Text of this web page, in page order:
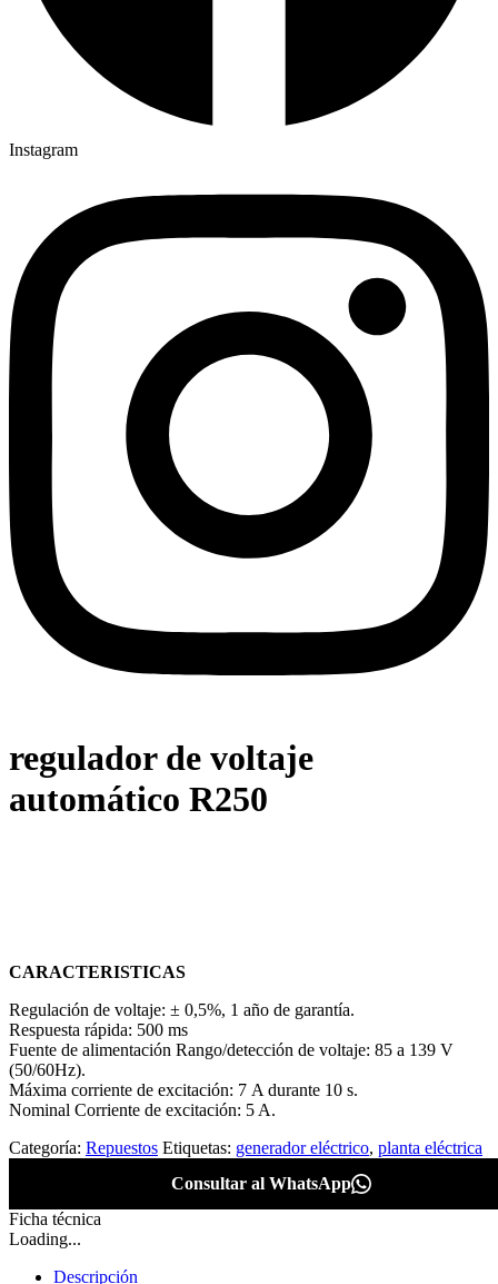
Instagram
regulador de voltaje
automático R250
CARACTERISTICAS
Regulación de voltaje: ± 0,5%, 1 año de garantía.
Respuesta rápida: 500 ms
Fuente de alimentación Rango/detección de voltaje: 85 a 139 V
(50/60Hz).
Máxima corriente de excitación: 7 A durante 10 s.
Nominal Corriente de excitación: 5 A.
Categoría: Repuestos Etiquetas: generador eléctrico, planta eléctrica
Consultar al WhatsApp
Ficha técnica
Loading...
Descripción